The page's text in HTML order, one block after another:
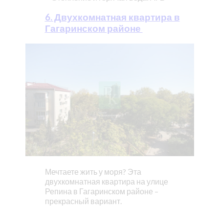
6. Двухкомнатная квартира в
Гагаринском районе
Мечтаете жить у моря? Эта
двухкомнатная квартира на улице
Репина в Гагаринском районе –
прекрасный вариант.